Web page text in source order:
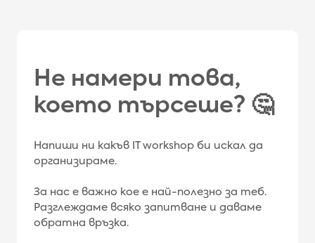
Не намери това,
което търсеше? 🤔
Напиши ни какъв IT workshop би искал да
организираме.
За нас е важно кое е най-полезно за теб.
Разглеждаме всяко запитване и даваме
обратна връзка.